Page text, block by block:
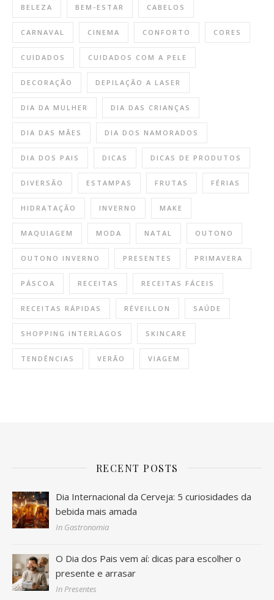
BELEZA BEM-ESTAR CABELOS
CARNAVAL CINEMA CONFORTO CORES
CUIDADOS CUIDADOS COM A PELE
DECORAÇÃO DEPILAÇÃO A LASER
DIA DA MULHER DIA DAS CRIANÇAS
DIA DAS MÃES DIA DOS NAMORADOS
DIA DOS PAIS DICAS DICAS DE PRODUTOS
DIVERSÃO ESTAMPAS FRUTAS FÉRIAS
HIDRATAÇÃO INVERNO MAKE
MAQUIAGEM MODA NATAL OUTONO
OUTONO INVERNO PRESENTES PRIMAVERA
PÁSCOA RECEITAS RECEITAS FÁCEIS
RECEITAS RÁPIDAS RÉVEILLON SAÚDE
SHOPPING INTERLAGOS SKINCARE
TENDÊNCIAS VERÃO VIAGEM
RECENT POSTS
Dia Internacional da Cerveja: 5 curiosidades da
bebida mais amada
In Gastronomia
O Dia dos Pais vem aí: dicas para escolher o
presente e arrasar
In Presentes